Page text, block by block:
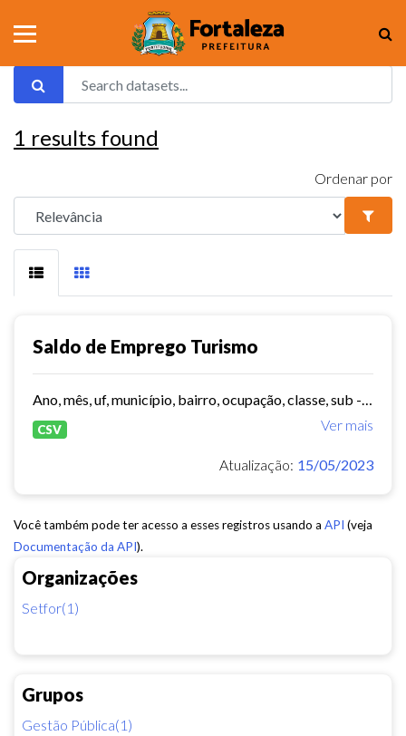
Organizações
Setfor(1)
Grupos
Gestão Pública(1)
1 results found
Ordenar por
Saldo de Emprego Turismo
Ver mais
CSV
Atualização: 15/05/2023
Você também pode ter acesso a esses registros usando a API (veja
Documentação da API).